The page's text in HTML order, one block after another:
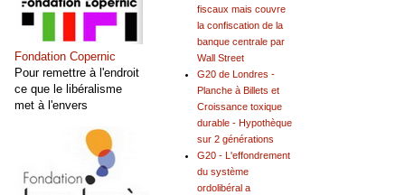
fiscaux mais couvre
la confiscation de la
banque centrale par
Wall Street
G20 de Londres -
Planche à Billets et
Croissance toxique
durable - Hypothèque
sur 2 générations
G20 - L'effondrement
du système
ordolibéral a
Fondation Copernic
Pour remettre à l'endroit
ce que le libéralisme
met à l'envers